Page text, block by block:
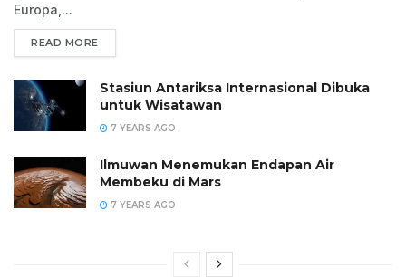
Europa,...
READ MORE
Stasiun Antariksa Internasional Dibuka
untuk Wisatawan
7 YEARS AGO
Ilmuwan Menemukan Endapan Air
Membeku di Mars
7 YEARS AGO